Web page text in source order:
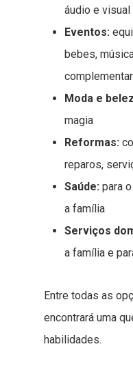
áudio e visual
Eventos:
bebes,
Moda e
magia
Reformas:
reparos,
Saúde: para
a família
Serviços
a família e
Entre todas as
encontrará uma
habilidades.